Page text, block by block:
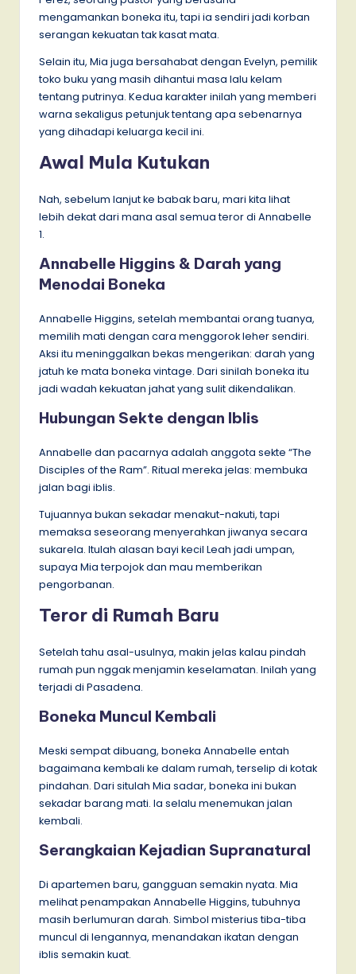
mengamankan boneka itu, tapi ia sendiri jadi korban
serangan kekuatan tak kasat mata.
Selain itu, Mia juga bersahabat dengan Evelyn, pemilik
toko buku yang masih dihantui masa lalu kelam
tentang putrinya. Kedua karakter inilah yang memberi
warna sekaligus petunjuk tentang apa sebenarnya
yang dihadapi keluarga kecil ini.
Awal Mula Kutukan
Nah, sebelum lanjut ke babak baru, mari kita lihat
lebih dekat dari mana asal semua teror di Annabelle
1.
Annabelle Higgins & Darah yang
Menodai Boneka
Annabelle Higgins, setelah membantai orang tuanya,
memilih mati dengan cara menggorok leher sendiri.
Aksi itu meninggalkan bekas mengerikan: darah yang
jatuh ke mata boneka vintage. Dari sinilah boneka itu
jadi wadah kekuatan jahat yang sulit dikendalikan.
Hubungan Sekte dengan Iblis
Annabelle dan pacarnya adalah anggota sekte “The
Disciples of the Ram”. Ritual mereka jelas: membuka
jalan bagi iblis.
Tujuannya bukan sekadar menakut-nakuti, tapi
memaksa seseorang menyerahkan jiwanya secara
sukarela. Itulah alasan bayi kecil Leah jadi umpan,
supaya Mia terpojok dan mau memberikan
pengorbanan.
Teror di Rumah Baru
Setelah tahu asal-usulnya, makin jelas kalau pindah
rumah pun nggak menjamin keselamatan. Inilah yang
terjadi di Pasadena.
Boneka Muncul Kembali
Meski sempat dibuang, boneka Annabelle entah
bagaimana kembali ke dalam rumah, terselip di kotak
pindahan. Dari situlah Mia sadar, boneka ini bukan
sekadar barang mati. Ia selalu menemukan jalan
kembali.
Serangkaian Kejadian Supranatural
Di apartemen baru, gangguan semakin nyata. Mia
melihat penampakan Annabelle Higgins, tubuhnya
masih berlumuran darah. Simbol misterius tiba-tiba
muncul di lengannya, menandakan ikatan dengan
iblis semakin kuat.